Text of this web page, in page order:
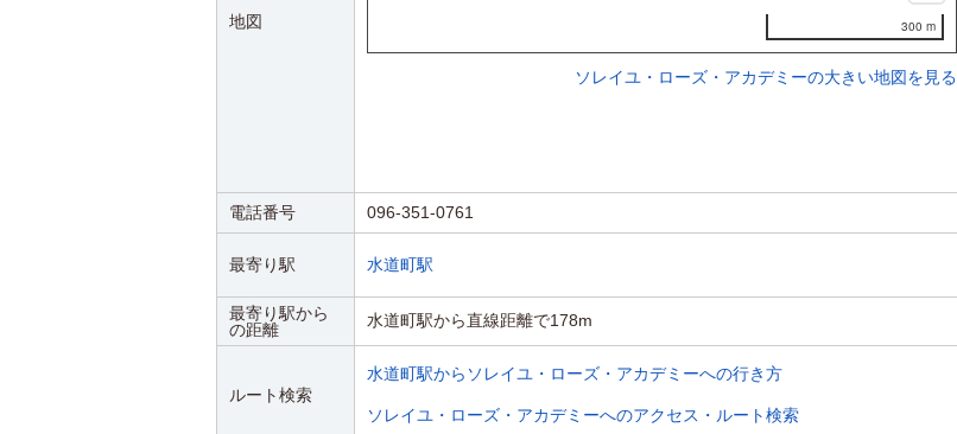
地図 300 m
ソレイユ・ローズ・アカデミーの大きい地図を見る
電話番号 096-351-0761
最寄り駅 水道町駅
最寄り駅から
の距離
水道町駅から直線距離で178m
ルート検索
水道町駅からソレイユ・ローズ・アカデミーへの行き方
ソレイユ・ローズ・アカデミーへのアクセス・ルート検索